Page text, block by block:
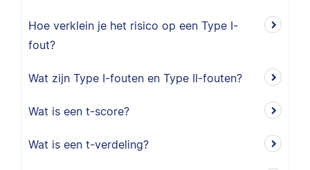
Hoe verklein je het risico op een Type I-
fout?
Wat zijn Type I-fouten en Type II-fouten?
Wat is een t-score?
Wat is een t-verdeling?